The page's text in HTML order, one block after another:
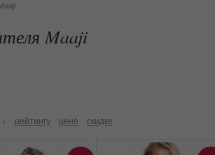
Maaji
рейтингу цене скидке